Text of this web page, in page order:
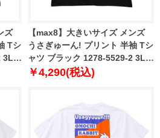
ズ
Tシ
3L
【max8】大きいサイズ メンズ
うさぎゅーん! プリント 半袖 Tシ
ャツ ブラック 1278-5529-2 3L
4L 5L 6L 8L
￥4,290(税込)